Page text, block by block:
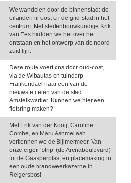
We wandelen door de binnenstad: de
eilanden in oost en de grid-stad in het
centrum. Met stedenbouwkundige Krik
van Ees hadden we het over het
ontstaan en het ontwerp van de noord-
zuid lijn.
Deze route voert ons door oud-oost,
via de Wibautas en tuindorp
Frankendael naar een van de
nieuwste delen van de stad:
Amstelkwartier. Kunnen we hier een
fietsring maken?
Met Erik van der Kooij, Caroline
Combe, en Maru Ashmellash
verkennen we de Bijlmermeer. Van
onze eigen ‘strip’ (de Arenaboulevard)
tot de Gaasperplas, en placemaking in
een oude brandweerkazerne in
Reigersbos!